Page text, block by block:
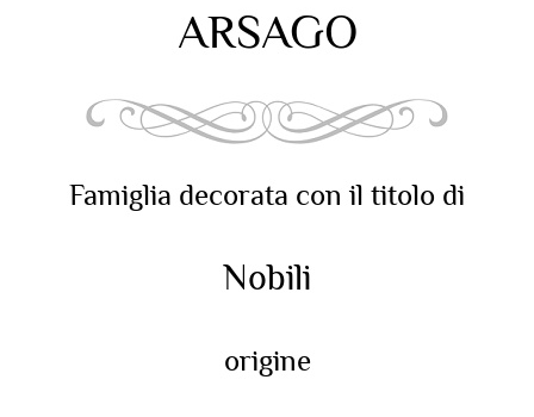
ARSAGO
Famiglia decorata con il titolo di
Nobili
origine